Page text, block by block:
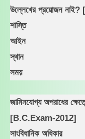
উল্লেখের প্রয়োজন
শাস্তি
আইন
স্থান
সময়
জামিনযোগ্য অপরাধের
[B.C.Exam-2012]
সাংবিধানিক অধিকার